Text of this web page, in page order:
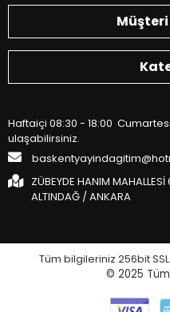
Haftaiçi 08:30 - 18:00
ulaşabilirsiniz.
ZÜBEYDE HANIM
ALTINDAĞ / ANKARA
Tüm bilgileriniz 256bit
© 2025